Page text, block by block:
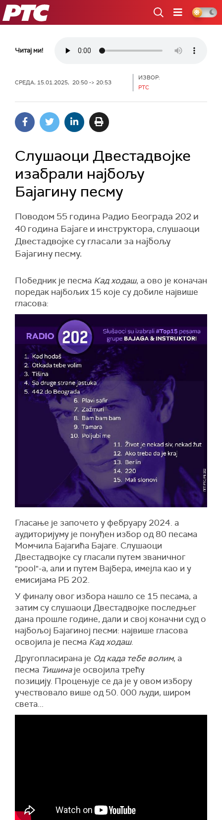
РТС
Читај ми!
СРЕДА, 15.01.2025, 20:50 -> 20:53
ИЗВОР:
РТС
Слушаоци Двестадвојке
изабрали најбољу
Бајагину песму
Поводом 55 година Радио Београда 202 и
40 година Бајаге и инструктора, слушаоци
Двестадвојке су гласали за најбољу
Бајагину песму.
Победник је песма Кад ходаш, а ово је коначан
поредак најбољих 15 које су добиле највише
гласова:
Гласање је започето у фебруару 2024. а
аудиторијуму је понуђен избор од 80 песама
Момчила Бајагића Бајаге. Слушаоци
Двестадвојке су гласали путем званичног
"pool"-а, али и путем Вajбера, имејла као и у
емисијама РБ 202.
У финалу овог избора нашло се 15 песама, а
затим су слушаоци Двестадвојке последњег
дана прошле године, дали и свој коначни суд о
најбољој Бајагиној песми: највише гласова
освојила је песма Кад ходаш.
Другопласирана је Од када тебе волим, а
песма Тишинаје освојила трећу
позицију. Процењује се да је у овом избору
учествовало више од 50. 000 људи, широм
света...